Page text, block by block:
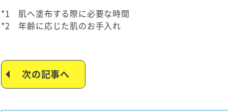
*1 肌へ塗布する際に必要な時間​
*2 年齢に応じた肌のお手入れ​
次の記事へ